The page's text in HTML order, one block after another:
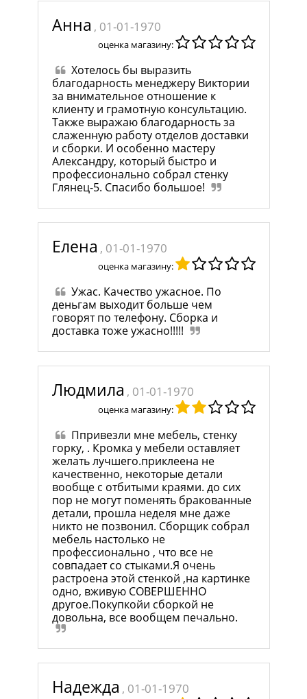
Анна , 01-01-1970
оценка магазину:
Хотелось бы выразить
благодарность менеджеру Виктории
за внимательное отношение к
клиенту и грамотную консультацию.
Также выражаю благодарность за
слаженную работу отделов доставки
и сборки. И особенно мастеру
Александру, который быстро и
профессионально собрал стенку
Глянец-5. Спасибо большое!
Елена , 01-01-1970
оценка магазину:
Ужас. Качество ужасное. По
деньгам выходит больше чем
говорят по телефону. Сборка и
доставка тоже ужасно!!!!!
Людмила , 01-01-1970
оценка магазину:
Ппривезли мне мебель, стенку
горку, . Кромка у мебели оставляет
желать лучшего.приклеена не
качественно, некоторые детали
вообще с отбитыми краями. до сих
пор не могут поменять бракованные
детали, прошла неделя мне даже
никто не позвонил. Сборщик собрал
мебель настолько не
профессионально , что все не
совпадает со стыками.Я очень
растроена этой стенкой ,на картинке
одно, вживую СОВЕРШЕННО
другое.Покупкойи сборкой не
довольна, все вообщем печально.
Надежда , 01-01-1970